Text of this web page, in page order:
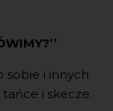
’’
sobie i innych
i skecze.